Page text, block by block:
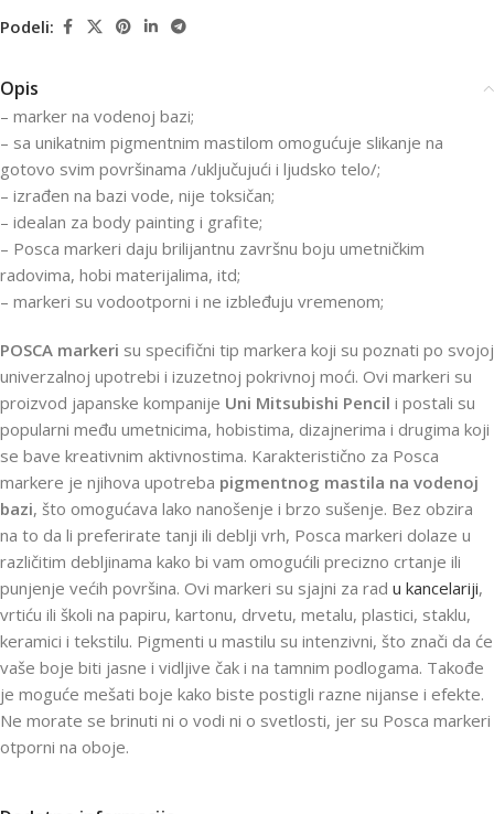
Podeli:
Opis
– marker na vodenoj bazi;
– sa unikatnim pigmentnim mastilom omogućuje slikanje na
gotovo svim površinama /uključujući i ljudsko telo/;
– izrađen na bazi vode, nije toksičan;
– idealan za body painting i grafite;
– Posca markeri daju brilijantnu završnu boju umetničkim
radovima, hobi materijalima, itd;
– markeri su vodootporni i ne izbleđuju vremenom;
POSCA markeri su specifični tip markera koji su poznati po svojoj
univerzalnoj upotrebi i izuzetnoj pokrivnoj moći. Ovi markeri su
proizvod japanske kompanije Uni Mitsubishi Pencil i postali su
popularni među umetnicima, hobistima, dizajnerima i drugima koji
se bave kreativnim aktivnostima. Karakteristično za Posca
markere je njihova upotreba pigmentnog mastila na vodenoj
bazi, što omogućava lako nanošenje i brzo sušenje. Bez obzira
na to da li preferirate tanji ili deblji vrh, Posca markeri dolaze u
različitim debljinama kako bi vam omogućili precizno crtanje ili
punjenje većih površina. Ovi markeri su sjajni za rad u kancelariji,
vrtiću ili školi na papiru, kartonu, drvetu, metalu, plastici, staklu,
keramici i tekstilu. Pigmenti u mastilu su intenzivni, što znači da će
vaše boje biti jasne i vidljive čak i na tamnim podlogama. Takođe
je moguće mešati boje kako biste postigli razne nijanse i efekte.
Ne morate se brinuti ni o vodi ni o svetlosti, jer su Posca markeri
otporni na oboje.